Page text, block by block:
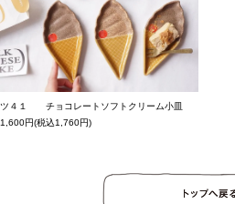
ツ４１ チョコレートソフトクリーム小皿
1,600円(税込1,760円)